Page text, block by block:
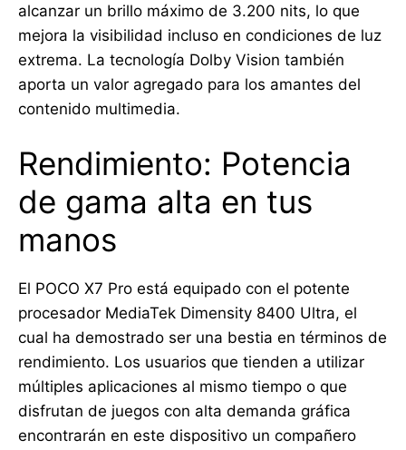
alcanzar un brillo máximo de 3.200 nits, lo que
mejora la visibilidad incluso en condiciones de luz
extrema. La tecnología Dolby Vision también
aporta un valor agregado para los amantes del
contenido multimedia.
Rendimiento: Potencia
de gama alta en tus
manos
El POCO X7 Pro está equipado con el potente
procesador MediaTek Dimensity 8400 Ultra, el
cual ha demostrado ser una bestia en términos de
rendimiento. Los usuarios que tienden a utilizar
múltiples aplicaciones al mismo tiempo o que
disfrutan de juegos con alta demanda gráfica
encontrarán en este dispositivo un compañero